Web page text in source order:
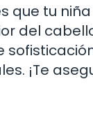
que tu
del
¡Te